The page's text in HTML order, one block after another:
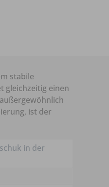
stabile
gleichzeitig einen
ist der
in der